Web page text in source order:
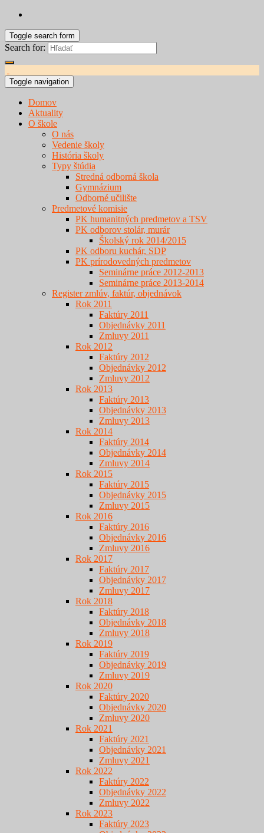
Toggle search form
Search for:
Toggle navigation
Domov
Aktuality
O škole
O nás
Vedenie školy
História školy
Typy štúdia
Stredná odborná škola
Gymnázium
Odborné učilište
Predmetové komisie
PK humanitných predmetov a TSV
PK odborov stolár, murár
Školský rok 2014/2015
PK odboru kuchár, SDP
PK prírodovedných predmetov
Seminárne práce 2012-2013
Seminárne práce 2013-2014
Register zmlúv, faktúr, objednávok
Rok 2011
Faktúry 2011
Objednávky 2011
Zmluvy 2011
Rok 2012
Faktúry 2012
Objednávky 2012
Zmluvy 2012
Rok 2013
Faktúry 2013
Objednávky 2013
Zmluvy 2013
Rok 2014
Faktúry 2014
Objednávky 2014
Zmluvy 2014
Rok 2015
Faktúry 2015
Objednávky 2015
Zmluvy 2015
Rok 2016
Faktúry 2016
Objednávky 2016
Zmluvy 2016
Rok 2017
Faktúry 2017
Objednávky 2017
Zmluvy 2017
Rok 2018
Faktúry 2018
Objednávky 2018
Zmluvy 2018
Rok 2019
Faktúry 2019
Objednávky 2019
Zmluvy 2019
Rok 2020
Faktúry 2020
Objednávky 2020
Zmluvy 2020
Rok 2021
Faktúry 2021
Objednávky 2021
Zmluvy 2021
Rok 2022
Faktúry 2022
Objednávky 2022
Zmluvy 2022
Rok 2023
Faktúry 2023